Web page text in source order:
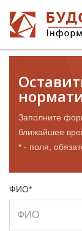
Заполните
ближайшее
* - поля,
ФИО*